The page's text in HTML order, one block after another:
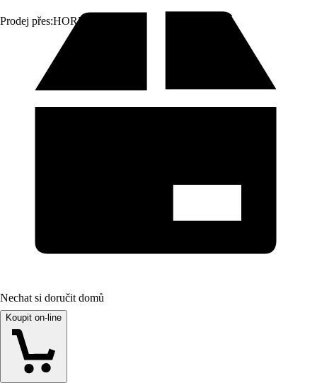
Prodej přes:HORNBACH
Nechat si doručit domů
Koupit on-line